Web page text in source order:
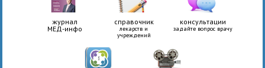
журнал
МЕД-инфо
справочник
лекарств и
учреждений
консультации
задайте вопрос врачу